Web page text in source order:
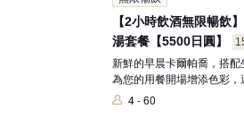
【2小時飲酒無限暢飲
湯套餐【5500日圓】
新鮮的早晨卡爾帕喬，搭配
為您的用餐開場增添色彩
捲以及蝦多士的異國風味。
4 - 60